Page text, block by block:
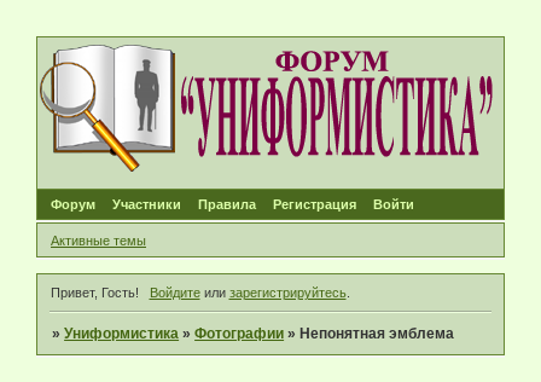
Форум Участники Правила Регистрация Войти
Активные темы
Привет, Гость! Войдитеили зарегистрируйтесь.
»Униформистика »Фотографии » Непонятная эмблема